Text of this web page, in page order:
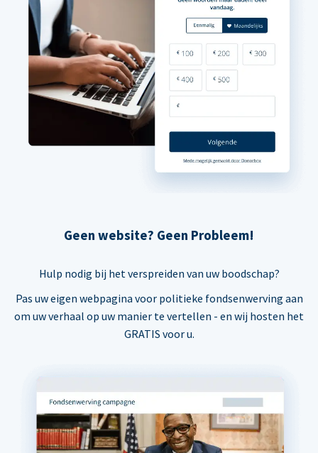
Geen website? Geen Probleem!
Hulp nodig bij het verspreiden van uw boodschap?
Pas uw eigen webpagina voor politieke fondsenwerving aan
om uw verhaal op uw manier te vertellen - en wij hosten het
GRATIS voor u.